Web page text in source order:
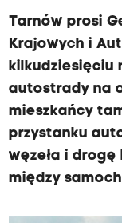
Tarnów prosi
Krajowych i
kilkudziesięciu
autostrady na
mieszkańcy
przystanku
węzeła i
między